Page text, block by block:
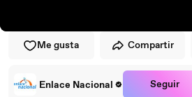
Me gusta Compartir
Enlace Nacional Seguir